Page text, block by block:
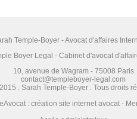
Temple-Boyer - Avocat d'affaires
Boyer Legal - Cabinet d'avocat
10, avenue de Wagram - 75008 Paris
contact@templeboyer-legal.com
. Sarah Temple-Boyer . Tous droits
: création site internet avocat -